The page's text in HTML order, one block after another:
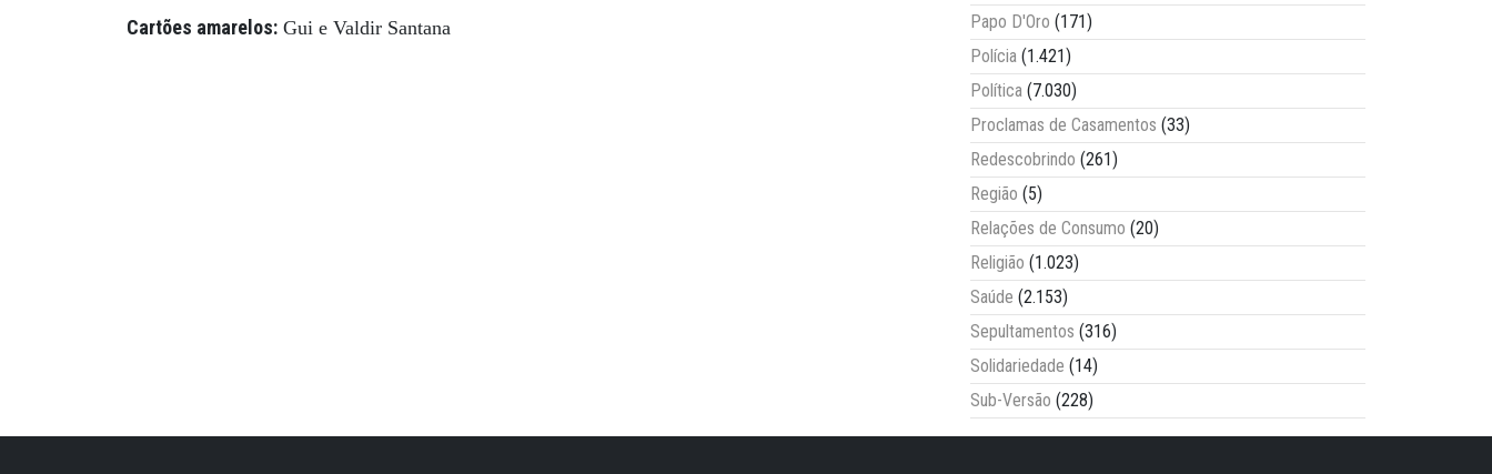
Cartões amarelos: Gui e Valdir Santana
Papo D'Oro (171)
Polícia (1.421)
Política (7.030)
Proclamas de Casamentos (33)
Redescobrindo (261)
Região (5)
Relações de Consumo (20)
Religião (1.023)
Saúde (2.153)
Sepultamentos (316)
Solidariedade (14)
Sub-Versão (228)